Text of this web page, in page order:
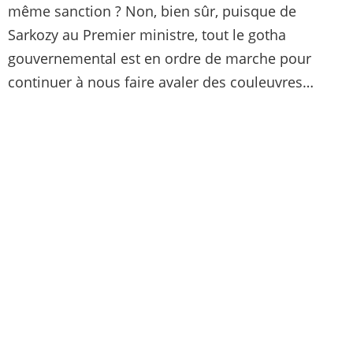
même sanction ? Non, bien sûr, puisque de
Sarkozy au Premier ministre, tout le gotha
gouvernemental est en ordre de marche pour
continuer à nous faire avaler des couleuvres…